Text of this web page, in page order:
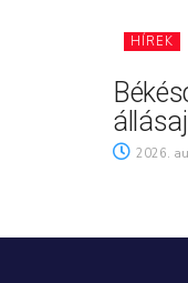
HÍREK
2026.